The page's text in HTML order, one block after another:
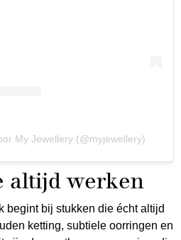
My Jewellery (@myjewellery)
altijd werken
begint bij stukken die écht altijd
ketting, subtiele oorringen en